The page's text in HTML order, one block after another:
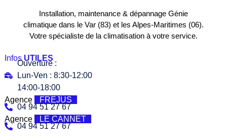
Installation, maintenance & dépannage Génie
climatique dans le Var (83) et les Alpes-Maritimes (06).
Votre spécialiste de la climatisation à votre service.
Infos UTILES
Ouverture :
Lun-Ven : 8:30-12:00
14:00-18:00
Agence
FREJUS
04 94 51 27 67
Agence
LE CANNET
04 94 51 27 67